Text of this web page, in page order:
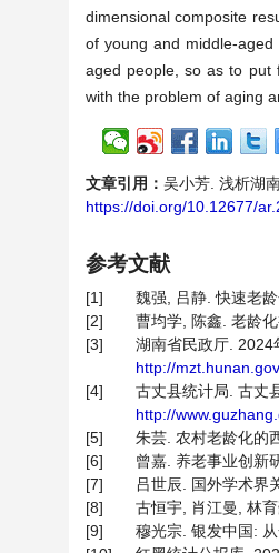
dimensional composite
of young and middle-
aged people, so as to put
with the problem of aging
文章引用： 吴小芳. 浅析湖
https://doi.org/10.12677/
参考文献
[1]
魏强, 吕静. 快速老
[2]
曹均学, 陈鑫. 老龄
[3]
湖南省民政厅. 2024
http://
[4]
古丈县统计局. 古丈
http://
[5]
朱芸. 农村老龄化的
[6]
曾嘉. 养老事业创新
[7]
吕世辰. 国外学术界
[8]
古恒宇, 肖江曼, 林
[9]
穆光宗. 银发中国: